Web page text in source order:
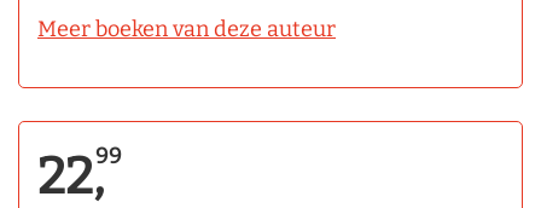
Meer boeken van deze auteur
22,99